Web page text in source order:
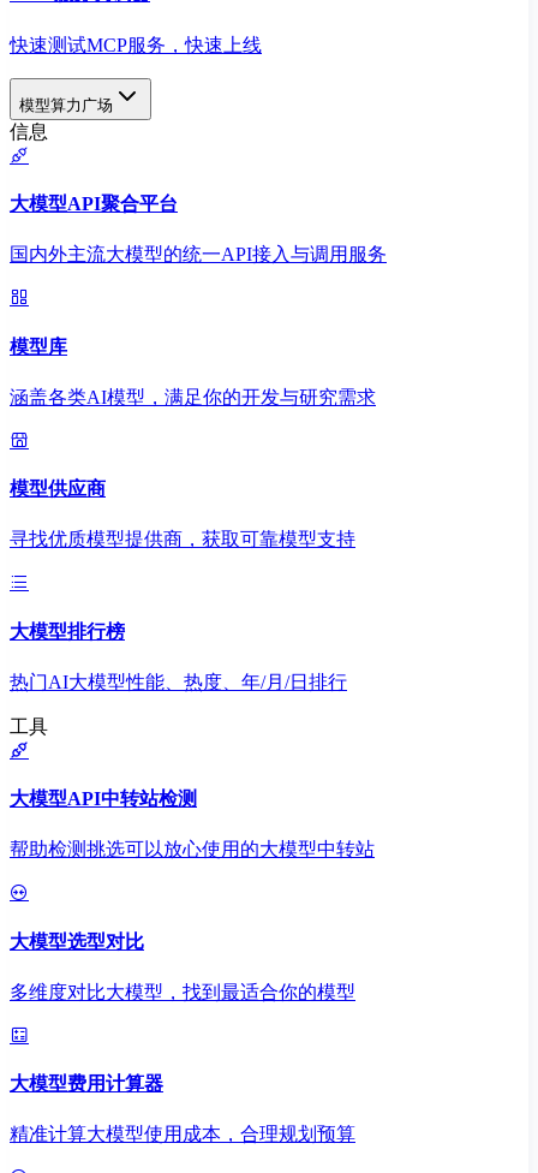
快速测试MCP服务，快速上线
模型算力广场
信息
大模型API聚合平台
国内外主流大模型的统一API接入与调用服务
模型库
涵盖各类AI模型，满足你的开发与研究需求
模型供应商
寻找优质模型提供商，获取可靠模型支持
大模型排行榜
热门AI大模型性能、热度、年/月/日排行
工具
大模型API中转站检测
帮助检测挑选可以放心使用的大模型中转站
大模型选型对比
多维度对比大模型，找到最适合你的模型
大模型费用计算器
精准计算大模型使用成本，合理规划预算